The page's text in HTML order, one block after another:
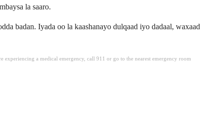
la saaro.
badan. Iyada oo la kaashanayo dulqaad iyo dadaal, waxaad
a medical emergency, call 911 or go to the nearest emergency room